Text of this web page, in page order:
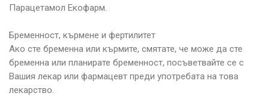
Парацетамол Екофарм.
Бременност, кърмене и фертилитет
Ако сте бременна или кърмите, смятате, че може да сте
бременна или планирате бременност, посъветвайте се с
Вашия лекар или фармацевт преди употребата на това
лекарство.